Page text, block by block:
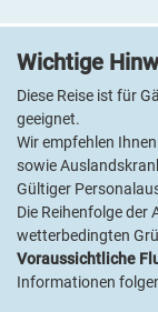
Restaurants,
Balkon,
Safe und
Wichtige
Diese Reise ist für
geeignet.
Wir empfehlen
sowie
Gültiger
Die Reihenfolge
wetterbedingten
Voraussichtliche
Informationen